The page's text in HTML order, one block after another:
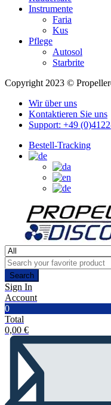
Instrumente
Faria
Kus
Pflege
Autosol
Starbrite
Copyright 2023 ©
Wir über uns
Kontaktieren Sie uns
Support: +49
Bestell-Tracking
Search
Sign In
Account
0
Total
0,00 €